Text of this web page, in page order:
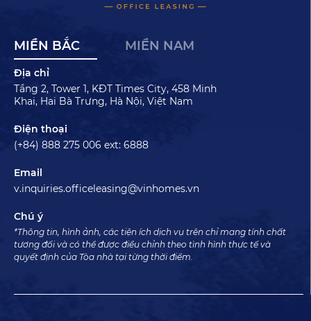
MIỀN BẮC MIỀN NAM
Địa chỉ
Tầng 2, Tower 1, KĐT Times City, 458 Minh
Khai, Hai Bà Trưng, Hà Nội, Việt Nam
Điện thoại
(+84) 888 275 006 ext: 6888
Email
v.inquiries.officeleasing@vinhomes.vn
Chú ý
*Thông tin, hình ảnh, các tiện ích dịch vụ trên chỉ mang tính chất
tương đối và có thể được điều chỉnh theo tình hình thực tế và
quyết định của Tòa nhà tại từng thời điểm.